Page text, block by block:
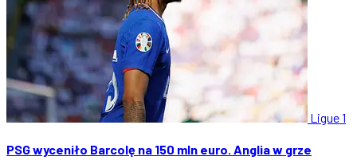
Ligue 1
PSG wyceniło Barcolę na 150 mln euro. Anglia w grze